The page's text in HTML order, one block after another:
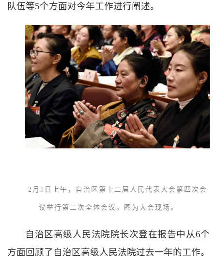
队伍等5个方面对今年工作进行阐述。
2月1日上午，自治区第十二届人民代表大会第四次会
议举行第二次全体会议。图为大会现场。
自治区高级人民法院院长次登在报告中从6个
方面回顾了自治区高级人民法院过去一年的工作。